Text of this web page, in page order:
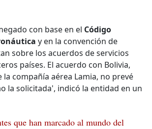
con base en el Código
y en la convención de
sobre los acuerdos de servicios
países. El acuerdo con Bolivia,
compañía aérea Lamia, no prevé
la solicitada', indicó la entidad en un
que han marcado al mundo del